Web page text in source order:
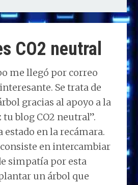
CO2 neutral
me llegó por correo
Se trata de
gracias al apoyo a la
blog CO2 neutral”.
estado en la recámara.
en intercambiar
simpatía por esta
un árbol que